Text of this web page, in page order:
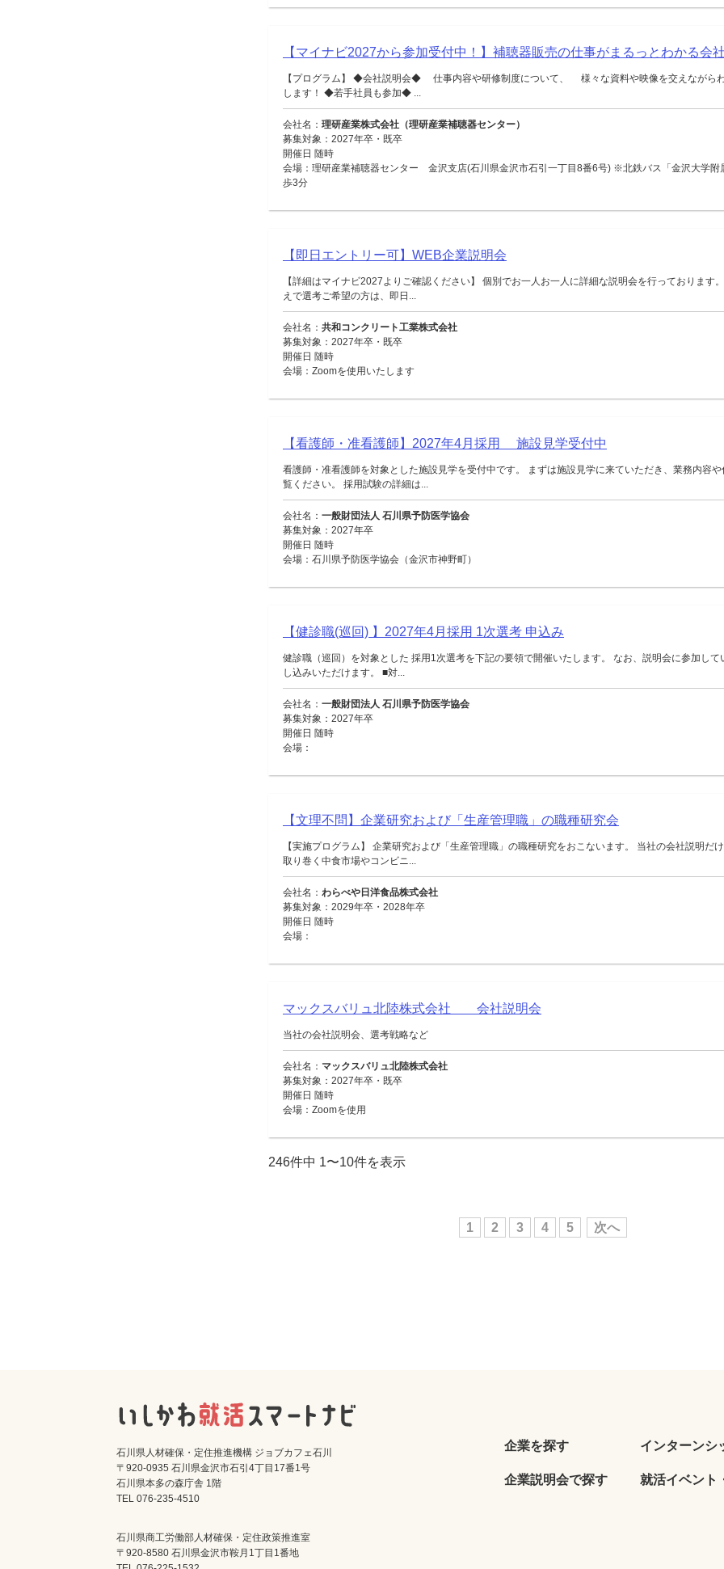
【マイナビ2027から参加受付中！】補聴器販売の仕事がまるっとわかる会
【プログラム】 ◆会社説明会◆ 仕事内容や研修制度について、 様々な資料や映像を交えながら
します！ ◆若手社員も参加◆ ...
会社名： 理研産業株式会社（理研産業補聴器センター）
募集対象：2027年卒・既卒
開催日 随時
会場：理研産業補聴器センター 金沢支店(石川県金沢市石引一丁目8番6号) ※北鉄バス「金沢大学附
歩3分
【即日エントリー可】WEB企業説明会
【詳細はマイナビ2027よりご確認ください】 個別でお一人お一人に詳細な説明会を行っております
えで選考ご希望の方は、即日...
会社名： 共和コンクリート工業株式会社
募集対象：2027年卒・既卒
開催日 随時
会場：Zoomを使用いたします
【看護師・准看護師】2027年4月採用 施設見学受付中
看護師・准看護師を対象とした施設見学を受付中です。 まずは施設見学に来ていただき、業務内容
覧ください。 採用試験の詳細は...
会社名： 一般財団法人 石川県予防医学協会
募集対象：2027年卒
開催日 随時
会場：石川県予防医学協会（金沢市神野町）
【健診職(巡回) 】2027年4月採用 1次選考 申込み
健診職（巡回）を対象とした 採用1次選考を下記の要領で開催いたします。 なお、説明会に参加して
し込みいただけます。 ■対...
会社名： 一般財団法人 石川県予防医学協会
募集対象：2027年卒
開催日 随時
会場：
【文理不問】企業研究および「生産管理職」の職種研究会
【実施プログラム】 企業研究および「生産管理職」の職種研究をおこないます。 当社の会社説明だ
取り巻く中食市場やコンビニ...
会社名： わらべや日洋食品株式会社
募集対象：2029年卒・2028年卒
開催日 随時
会場：
マックスバリュ北陸株式会社 会社説明会
当社の会社説明会、選考戦略など
会社名： マックスバリュ北陸株式会社
募集対象：2027年卒・既卒
開催日 随時
会場：Zoomを使用
246件中 1〜10件を表示
1 2 3 4 5 次へ
石川県人材確保・定住推進機構 ジョブカフェ石川
〒920-0935 石川県金沢市石引4丁目17番1号
石川県本多の森庁舎 1階
TEL 076-235-4510
石川県商工労働部人材確保・定住政策推進室
〒920-8580 石川県金沢市鞍月1丁目1番地
企業を探す
企業説明会で探す
インターンシ
就活イベント